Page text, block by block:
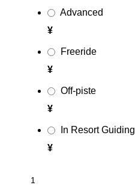
Advanced
¥
Freeride
¥
Off-piste
¥
In Resort Guiding
¥